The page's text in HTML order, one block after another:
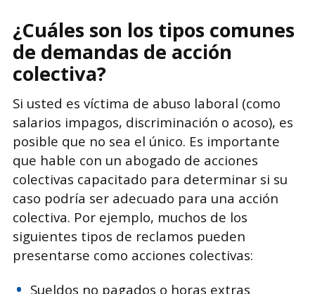
¿Cuáles son los tipos comunes
de demandas de acción
colectiva?
Si usted es víctima de abuso laboral (como
salarios impagos, discriminación o acoso), es
posible que no sea el único. Es importante
que hable con un abogado de acciones
colectivas capacitado para determinar si su
caso podría ser adecuado para una acción
colectiva. Por ejemplo, muchos de los
siguientes tipos de reclamos pueden
presentarse como acciones colectivas:
Sueldos no pagados o horas extras